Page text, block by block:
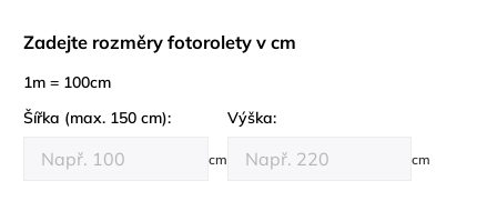
Zadejte rozměry fotorolety v cm
1m = 100cm
Šířka (max. 150 cm):
cm
Výška:
cm